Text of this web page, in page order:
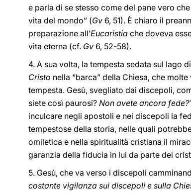
e parla di se stesso come del pane vero
vita del mondo” (Gv 6, 51). È chiaro il
preparazione all’Eucaristia che doveva
vita eterna (cf. Gv 6, 52-58).
4. A sua volta, la tempesta sedata sul lago
Cristo nella “barca” della Chiesa, che
tempesta. Gesù, svegliato dai discepoli,
siete così paurosi? Non avete ancora fede?
inculcare negli apostoli e nei discepoli la
tempestose della storia, nelle quali
omiletica e nella spiritualità cristiana il
garanzia della fiducia in lui da parte dei
5. Gesù, che va verso i discepoli
costante vigilanza sui discepoli e sulla